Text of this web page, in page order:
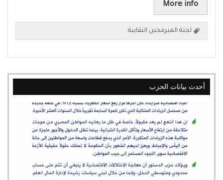
More info
لجنة المبرمجين النقابية
أحدث بيانات الحزب